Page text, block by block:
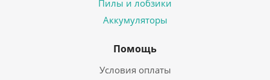
Пилы и лобзики
Аккумуляторы
Помощь
Условия оплаты